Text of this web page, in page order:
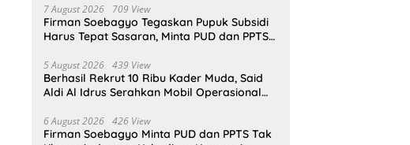
7 August 2026 709 View
Firman Soebagyo Tegaskan Pupuk Subsidi
Harus Tepat Sasaran, Minta PUD dan PPTS
5 August 2026 439 View
Berhasil Rekrut 10 Ribu Kader Muda, Said
Aldi Al Idrus Serahkan Mobil Operasional
6 August 2026 426 View
Firman Soebagyo Minta PUD dan PPTS Tak